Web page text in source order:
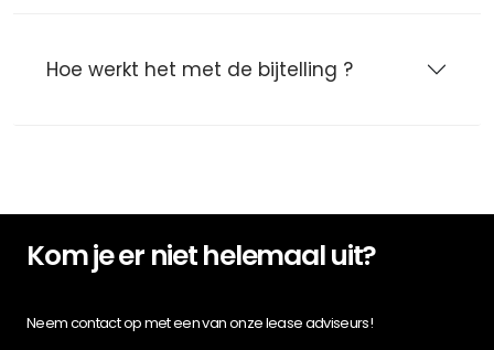
Hoe werkt het met de bijtelling ?
Kom je er niet helemaal uit?
Neem contact op met een van onze lease adviseurs!